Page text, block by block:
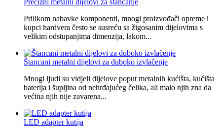
Precizni metalni dijelovi za štancanje
Prilikom nabavke komponenti, mnogi proizvođači opreme i
kupci hardvera često se susreću sa žigosanim dijelovima s
velikim odstupanjima dimenzija, lakom...
Štancani metalni dijelovi za duboko izvlačenje
Mnogi ljudi su vidjeli dijelove poput metalnih kućišta, kućišta
baterija i šupljina od nehrđajućeg čelika, ali malo njih zna da
većina njih nije zavarena...
LED adapter kutija